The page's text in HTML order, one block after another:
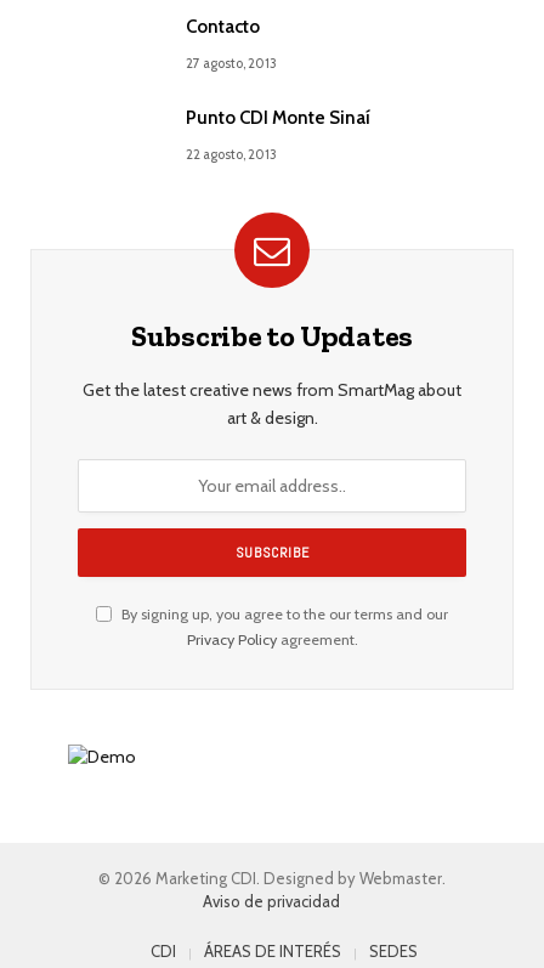
Contacto
27 agosto, 2013
Punto CDI Monte Sinaí
22 agosto, 2013
Subscribe to Updates
Get the latest creative news from SmartMag about
art & design.
By signing up, you agree to the our terms and our
Privacy Policyagreement.
© 2026 Marketing CDI. Designed by Webmaster.
Aviso de privacidad
CDI ÁREAS DE INTERÉS SEDES